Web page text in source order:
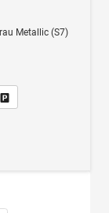
Metallic (S7)
an (PDF)